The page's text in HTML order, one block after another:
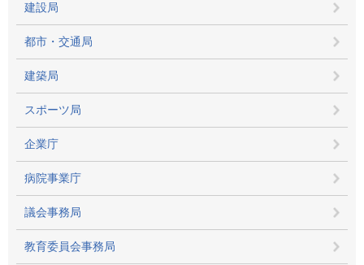
建設局
都市・交通局
建築局
スポーツ局
企業庁
病院事業庁
議会事務局
教育委員会事務局